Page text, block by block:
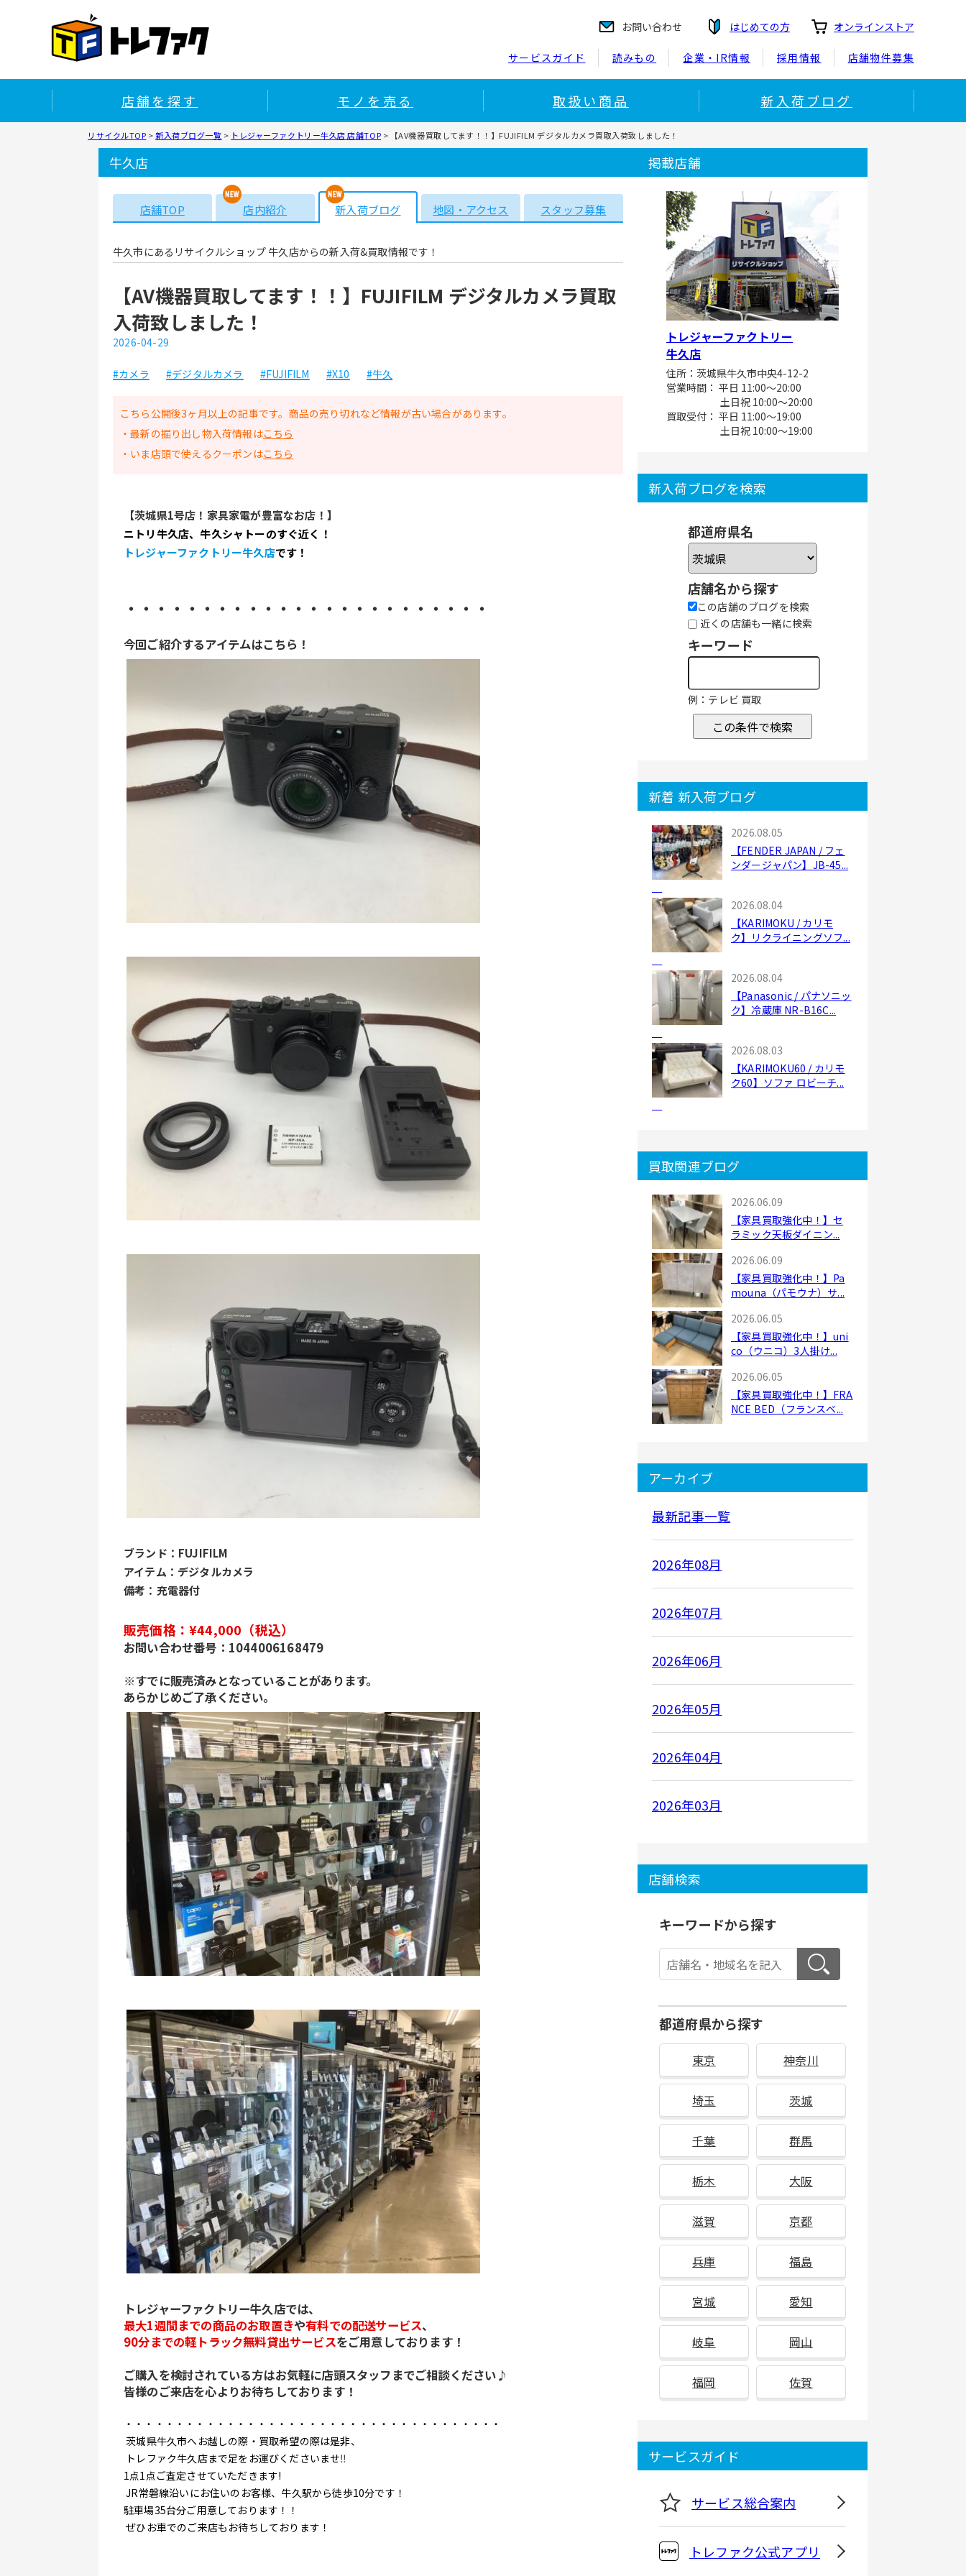
お問い合わせ はじめての方 オンラインストア
サービスガイド 読みもの 企業・IR情報 採用情報 店舗物件募集
店舗を探す モノを売る 取扱い商品 新入荷ブログ
リサイクルTOP >新入荷ブログ一覧 > トレジャーファクトリー牛久店 店舗TOP > 【AV機器買取してます！！】FUJIFILM デジタルカメラ買取入荷致しました！
牛久店
店舗TOP 店内紹介 新入荷ブログ 地図・アクセス スタッフ募集
牛久市にあるリサイクルショップ 牛久店からの新入荷&買取情報です！
【AV機器買取してます！！】FUJIFILM デジタルカメラ買取
入荷致しました！
2026-04-29
#カメラ #デジタルカメラ #FUJIFILM #X10 #牛久
こちら公開後3ヶ月以上の記事です。商品の売り切れなど情報が古い場合があります。
・最新の掘り出し物入荷情報はこちら
・いま店頭で使えるクーポンはこちら
【茨城県1号店！家具家電が豊富なお店！】
ニトリ牛久店、牛久シャトーのすぐ近く！
トレジャーファクトリー牛久店です！
・・・・・・・・・・・・・・・・・・・・・・・・
今回ご紹介するアイテムはこちら！
ブランド：FUJIFILM
アイテム：デジタルカメラ
備考：充電器付
販売価格：¥44,000（税込）
お問い合わせ番号：1044006168479
※すでに販売済みとなっていることがあります。
あらかじめご了承ください。
トレジャーファクトリー牛久店では、
最大1週間までの商品のお取置きや有料での配送サービス、
90分までの軽トラック無料貸出サービスをご用意しております！
ご購入を検討されている方はお気軽に店頭スタッフまでご相談ください♪
皆様のご来店を心よりお待ちしております！
・・・・・・・・・・・・・・・・・・・・・・・・・・・・・・・・・・・・・
茨城県牛久市へお越しの際・買取希望の際は是非、
トレファク牛久店まで足をお運びくださいませ‼
1点1点ご査定させていただきます!
JR常磐線沿いにお住いのお客様、牛久駅から徒歩10分です！
駐車場35台分ご用意しております！！
ぜひお車でのご来店もお待ちしております！
掲載店舗
トレジャーファクトリー
牛久店
住所：茨城県牛久市中央4-12-2
営業時間： 平日 11:00～20:00
土日祝 10:00～20:00
買取受付： 平日 11:00～19:00
土日祝 10:00～19:00
新入荷ブログを検索
都道府県名
店舗名から探す
この店舗のブログを検索
近くの店舗も一緒に検索
キーワード
例：テレビ 買取
この条件で検索
新着 新入荷ブログ
2026.08.05
【FENDER JAPAN / フェ
ンダージャパン】JB-45...
2026.08.04
【KARIMOKU / カリモ
ク】リクライニングソフ...
2026.08.04
【Panasonic / パナソニッ
ク】冷蔵庫 NR-B16C...
2026.08.03
【KARIMOKU60 / カリモ
ク60】ソファ ロビーチ...
買取関連ブログ
2026.06.09
【家具買取強化中！】セ
ラミック天板ダイニン...
2026.06.09
【家具買取強化中！】Pa
mouna（パモウナ）サ...
2026.06.05
【家具買取強化中！】uni
co（ウニコ）3人掛け...
2026.06.05
【家具買取強化中！】FRA
NCE BED（フランスベ...
アーカイブ
最新記事一覧
2026年08月
2026年07月
2026年06月
2026年05月
2026年04月
2026年03月
店舗検索
キーワードから探す
都道府県から探す
東京 神奈川
埼玉 茨城
千葉 群馬
栃木 大阪
滋賀 京都
兵庫 福島
宮城 愛知
岐阜 岡山
福岡 佐賀
サービスガイド
サービス総合案内
トレファク公式アプリ